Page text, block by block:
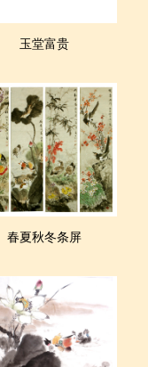
玉堂富贵
春夏秋冬条屏